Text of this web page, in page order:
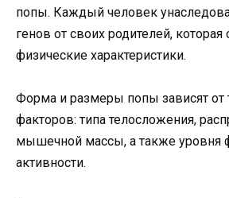
попы. Каждый человек
генов от своих родителей, которая
физические характеристики.
Форма и размеры попы зависят от
факторов: типа телосложения,
мышечной массы, а также уровня
активности.